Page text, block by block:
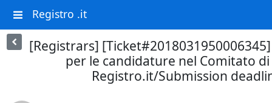
Registro .it
[Registrars]
per le candidature nel Comitato
Registro.it/Submission